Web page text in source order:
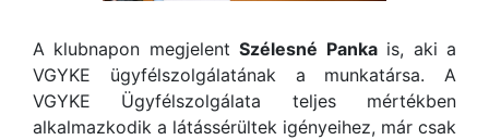
A klubnapon megjelentSzélesné Pankais, aki a
VGYKE ügyfélszolgálatának a munkatársa. A
VGYKE Ügyfélszolgálata teljes mértékben
alkalmazkodik a látássérültek igényeihez, már csak